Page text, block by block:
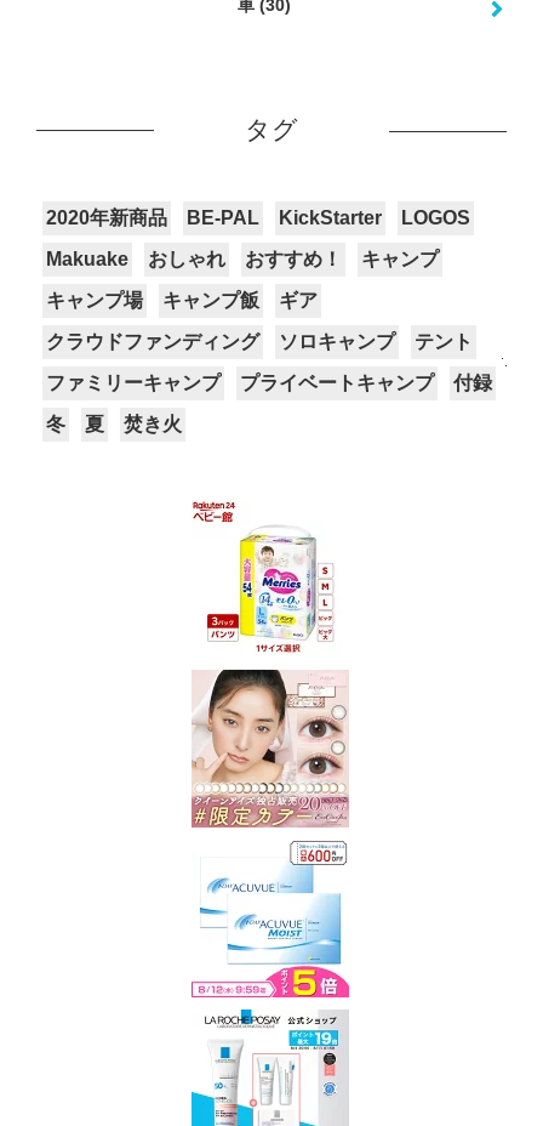
車 (30)
タグ
2020年新商品 BE-PAL KickStarter
LOGOS
Makuake
おしゃれ おすすめ！
キャンプ
キャンプ場
キャンプ飯
ギア
クラウドファンディング
ソロキャンプ
テント
ファミリーキャンプ
プライベートキャンプ
付録
冬
夏 焚き火